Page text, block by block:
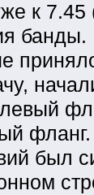
к 7.45
фланг.
был